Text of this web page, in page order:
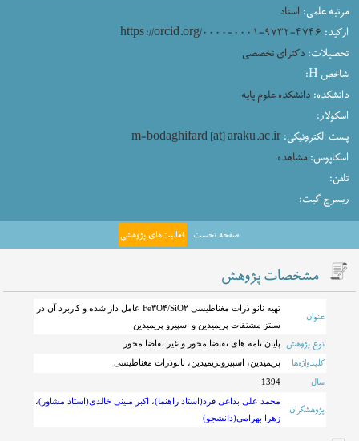
مرتبه علمی: استاد
ارکید: https://orcid.org/۰۰۰۰-۰۰۰۱-۹۷۳۲-۴۷۴۶
تحصیلات: دکترای تخصصی
شاخص H:
دانشکده: دانشکده علوم پایه
اسکولار:
پست الکترونیکی: m-bodaghifard [at] araku.ac.ir
اسکاپوس: مشاهده
تلفن:
ریسرچ گیت:
صفحه نخست فعالیت‌های پژوهشی
مشخصات پژوهش
عنوان
تهیه نانو ذرات مغناطیسی Fe۳O۴/SiO۲ عامل دار شده و کاربرد آن در
سنتز مشتقات پریمیدین و اسپیرو پریمیدین
نوع پژوهش پایان نامه های تقاضا محور و غیر تقاضا محور
کلیدواژه‌ها پریمیدین، اسپیروپریمیدین، نانوذرات مغناطیسی
سال 1394
پژوهشگران محمد علی بداغی فرد(استاد راهنما)، اکبر مبینی خالدی(استاد مشاور)،
زهرا بهرامی(دانشجو)